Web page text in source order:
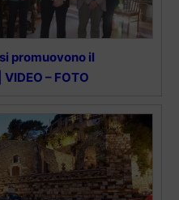
promuovono il
– FOTO